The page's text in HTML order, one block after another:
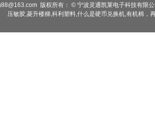
版权所有： © 宁波灵通凯莱电子科技有限
压敏胶,菱升楼梯,科利塑料,什么是硬币兑换机,有机棉，